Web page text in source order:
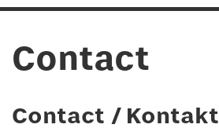
Contact
Contact / Kontakt